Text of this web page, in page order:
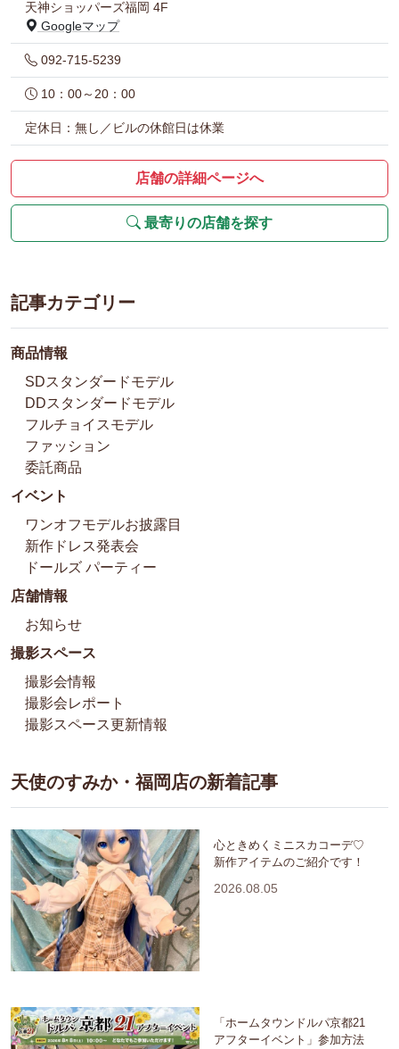
天神ショッパーズ福岡 4F
Googleマップ
092-715-5239
10：00～20：00
定休日：無し／ビルの休館日は休業
店舗の詳細ページへ
最寄りの店舗を探す
記事カテゴリー
商品情報
SDスタンダードモデル
DDスタンダードモデル
フルチョイスモデル
ファッション
委託商品
イベント
ワンオフモデルお披露目
新作ドレス発表会
ドールズ パーティー
店舗情報
お知らせ
撮影スペース
撮影会情報
撮影会レポート
撮影スペース更新情報
天使のすみか・福岡店の新着記事
心ときめくミニスカコーデ♡
新作アイテムのご紹介です！
2026.08.05
「ホームタウンドルパ京都21
アフターイベント」参加方法